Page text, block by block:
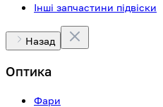
Інші запчастини підвіски
Назад
Оптика
Фари